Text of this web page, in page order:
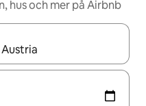
hus och mer på Airbnb
du navigera med upp- och